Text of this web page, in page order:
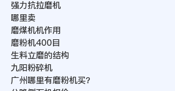
强力抗拉磨机
哪里卖
磨煤机机作用
磨粉机400目
生料立磨的结构
九阳粉碎机
广州哪里有磨粉机买？